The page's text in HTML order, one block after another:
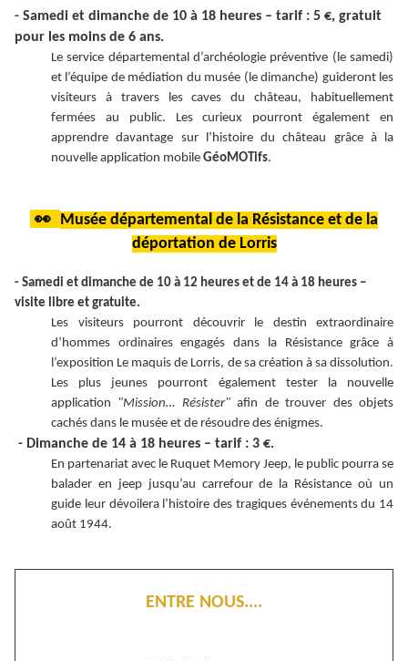
- Samedi et dimanche de 10 à 18 heures – tarif : 5 €, gratuit
pour les moins de 6 ans.
Le service départemental d’archéologie préventive (le samedi)
et l’équipe de médiation du musée (le dimanche) guideront les
visiteurs à travers les caves du château, habituellement
fermées au public. Les curieux pourront également en
apprendre davantage sur l’histoire du château grâce à la
nouvelle application mobile GéoMOTifs.
👀 Musée départemental de la Résistance et de la
déportation de Lorris
- Samedi et dimanche de 10 à 12 heures et de 14 à 18 heures –
visite libre et gratuite.
Les visiteurs pourront découvrir le destin extraordinaire
d’hommes ordinaires engagés dans la Résistance grâce à
l’exposition Le maquis de Lorris, de sa création à sa dissolution.
Les plus jeunes pourront également tester la nouvelle
application
"Mission… Résister"afin de trouver des objets
cachés dans le musée et de résoudre des énigmes.
- Dimanche de 14 à 18 heures – tarif : 3 €.
En partenariat avec le Ruquet Memory Jeep, le public pourra se
balader en jeep jusqu’au carrefour de la Résistance où un
guide leur dévoilera l’histoire des tragiques événements du 14
août 1944.
ENTRE NOUS....